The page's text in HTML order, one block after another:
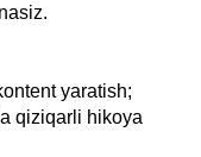
yaratish;
qiziqarli hikoya